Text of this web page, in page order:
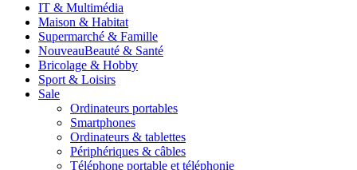
IT & Multimédia
Maison & Habitat
Supermarché & Famille
NouveauBeauté & Santé
Bricolage & Hobby
Sport & Loisirs
Sale
Ordinateurs portables
Smartphones
Ordinateurs & tablettes
Périphériques & câbles
Téléphone portable et téléphonie